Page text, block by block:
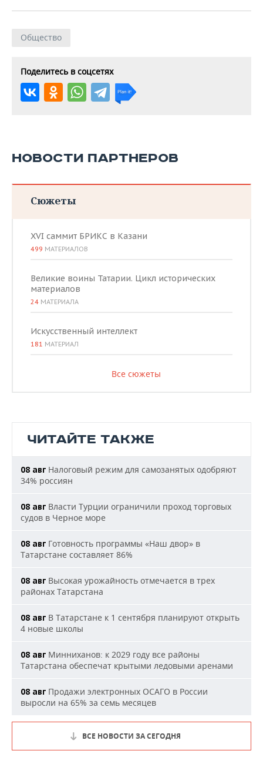
Общество
Поделитесь в соцсетях
НОВОСТИ ПАРТНЕРОВ
Сюжеты
XVI саммит БРИКС в Казани
499 МАТЕРИАЛОВ
Великие воины Татарии. Цикл исторических
материалов
24 МАТЕРИАЛА
Искусственный интеллект
181 МАТЕРИАЛ
Все сюжеты
ЧИТАЙТЕ ТАКЖЕ
08 авг Налоговый режим для самозанятых одобряют
34% россиян
08 авг Власти Турции ограничили проход торговых
судов в Черное море
08 авг Готовность программы «Наш двор» в
Татарстане составляет 86%
08 авг Высокая урожайность отмечается в трех
районах Татарстана
08 авг В Татарстане к 1 сентября планируют открыть
4 новые школы
08 авг Минниханов: к 2029 году все районы
Татарстана обеспечат крытыми ледовыми аренами
08 авг Продажи электронных ОСАГО в России
выросли на 65% за семь месяцев
ВСЕ НОВОСТИ ЗА СЕГОДНЯ